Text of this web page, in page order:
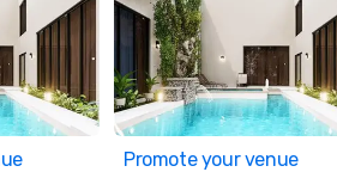
Promote your venue